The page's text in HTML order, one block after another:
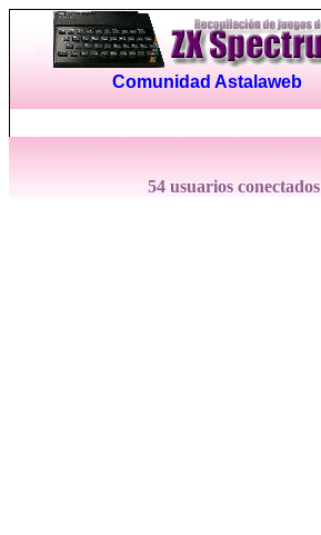
Comunidad Astalaweb
54 usuarios conectados